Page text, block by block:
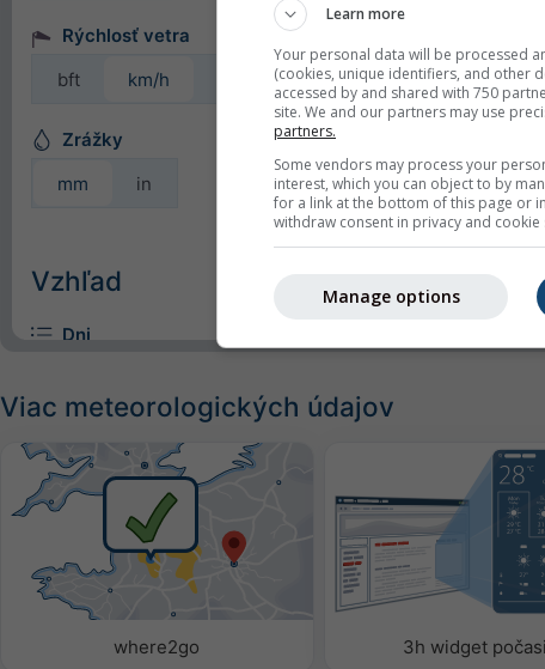
Rýchlosť vetra
bft
km/h mph kn
Zrážky
mm
in
Vzhľad
Dni
Farebné
Monochromatické
Parametre
Pomocou nasledujúcich možností môžete do widgetu
pridať alebo z neho odstrániť meteorologické
parametre.
Viac meteorologických údajov
where2go 3h widget
Learn more
Your personal data will be processed
(cookies, unique identifiers, and other
accessed by and shared with 750
site. We and our partners may use
partners.
Some vendors may process your
interest, which you can object to by
for a link at the bottom of this page or
withdraw consent in privacy and cookie
Manage options